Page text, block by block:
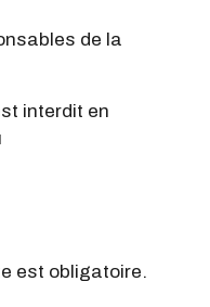
de la
interdit en
est obligatoire.